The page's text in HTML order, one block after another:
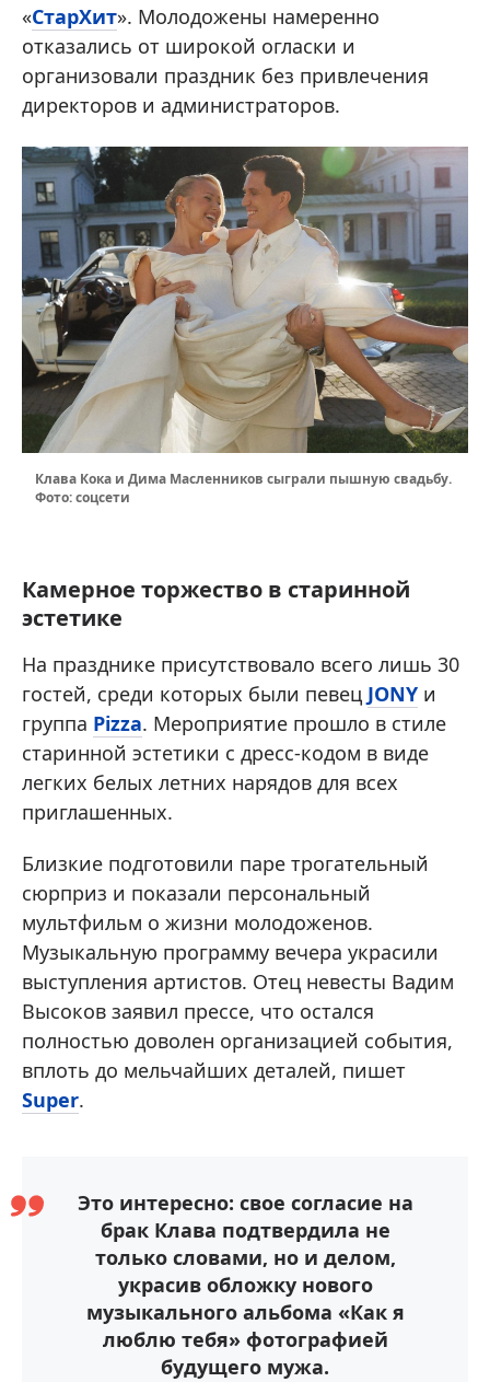
«СтарХит». Молодожены намеренно
отказались от широкой огласки и
организовали праздник без привлечения
директоров и администраторов.
Клава Кока и Дима Масленников сыграли пышную свадьбу.
Фото: соцсети
Камерное торжество в старинной
эстетике
На празднике присутствовало всего лишь 30
гостей, среди которых были певец JONY и
группа Pizza. Мероприятие прошло в стиле
старинной эстетики с дресс-кодом в виде
легких белых летних нарядов для всех
приглашенных.
Близкие подготовили паре трогательный
сюрприз и показали персональный
мультфильм о жизни молодоженов.
Музыкальную программу вечера украсили
выступления артистов. Отец невесты Вадим
Высоков заявил прессе, что остался
полностью доволен организацией события,
вплоть до мельчайших деталей, пишет
Super.
Это интересно: свое согласие на
брак Клава подтвердила не
только словами, но и делом,
украсив обложку нового
музыкального альбома «Как я
люблю тебя» фотографией
будущего мужа.